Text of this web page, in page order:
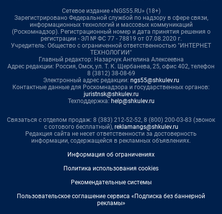
Сетевое издание «NGS55.RU» (18+)
Зарегистрировано Федеральной службой по надзору в сфере связи,
информационных технологий и массовых коммуникаций
(Роскомнадзор). Регистрационный номер и дата принятия решения о
регистрации - ЭЛ № ФС 77 - 78819 от 07.08.2020 г.
Учредитель: Общество с ограниченной ответственностью "ИНТЕРНЕТ
ТЕХНОЛОГИИ"
Главный редактор: Назарчук Ангелина Алексеевна
Адрес редакции: Россия, Омск, ул. Т. К. Щербанева, 25, офис 402, телефон
8 (3812) 38-08-69
Электронный адрес редакции: ngs55@shkulev.ru
Контактные данные для Роскомнадзора и государственных органов:
juristnsk@shkulev.ru
Техподдержка: help@shkulev.ru
Связаться с отделом продаж: 8 (383) 212-52-52, 8 (800) 200-03-83 (звонок
с сотового бесплатный), reklamangs@shkulev.ru
Редакция сайта не несет ответственности за достоверность
информации, содержащейся в рекламных объявлениях.
Информация об ограничениях
Политика использования cookies
Рекомендательные системы
Пользовательское соглашение сервиса «Подписка без баннерной
рекламы»